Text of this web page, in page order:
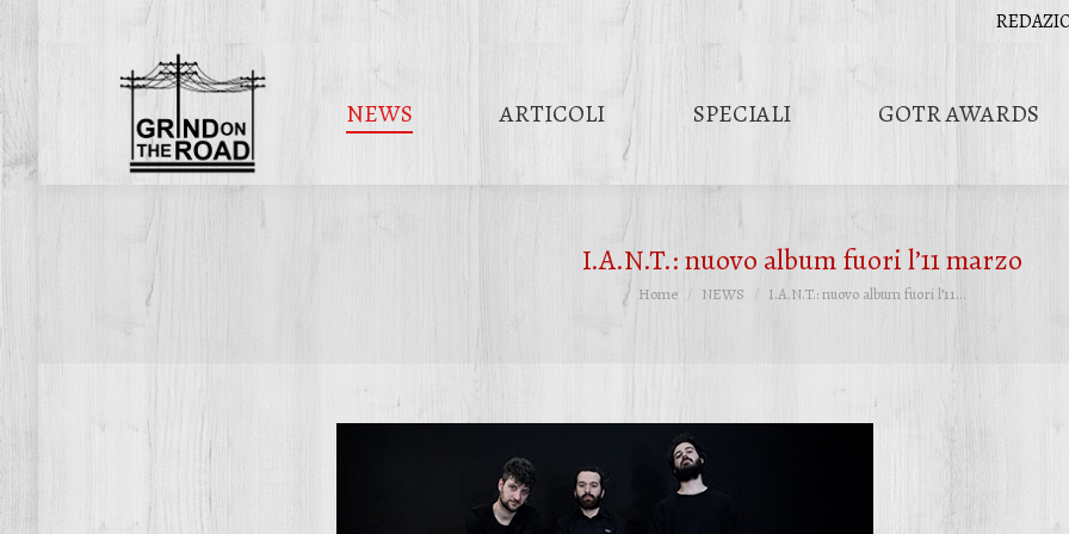
NEWS ARTICOLI SPECIALI GOTR AWARDS
I.A.N.T.: nuovo album fuori l’11 marzo
Tu sei qui:
Home NEWS I.A.N.T.: nuovo album fuori l’11…